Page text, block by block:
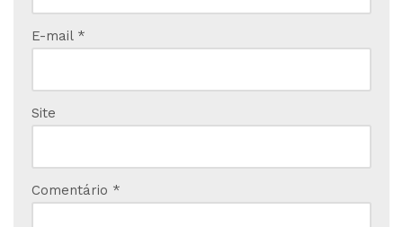
E-mail *
Site
Comentário *